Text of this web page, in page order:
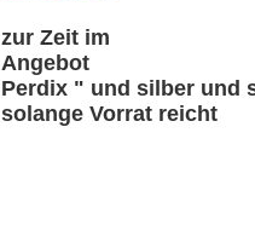
zur Zeit im
Angebot
Perdix " und silber und
solange Vorrat reicht